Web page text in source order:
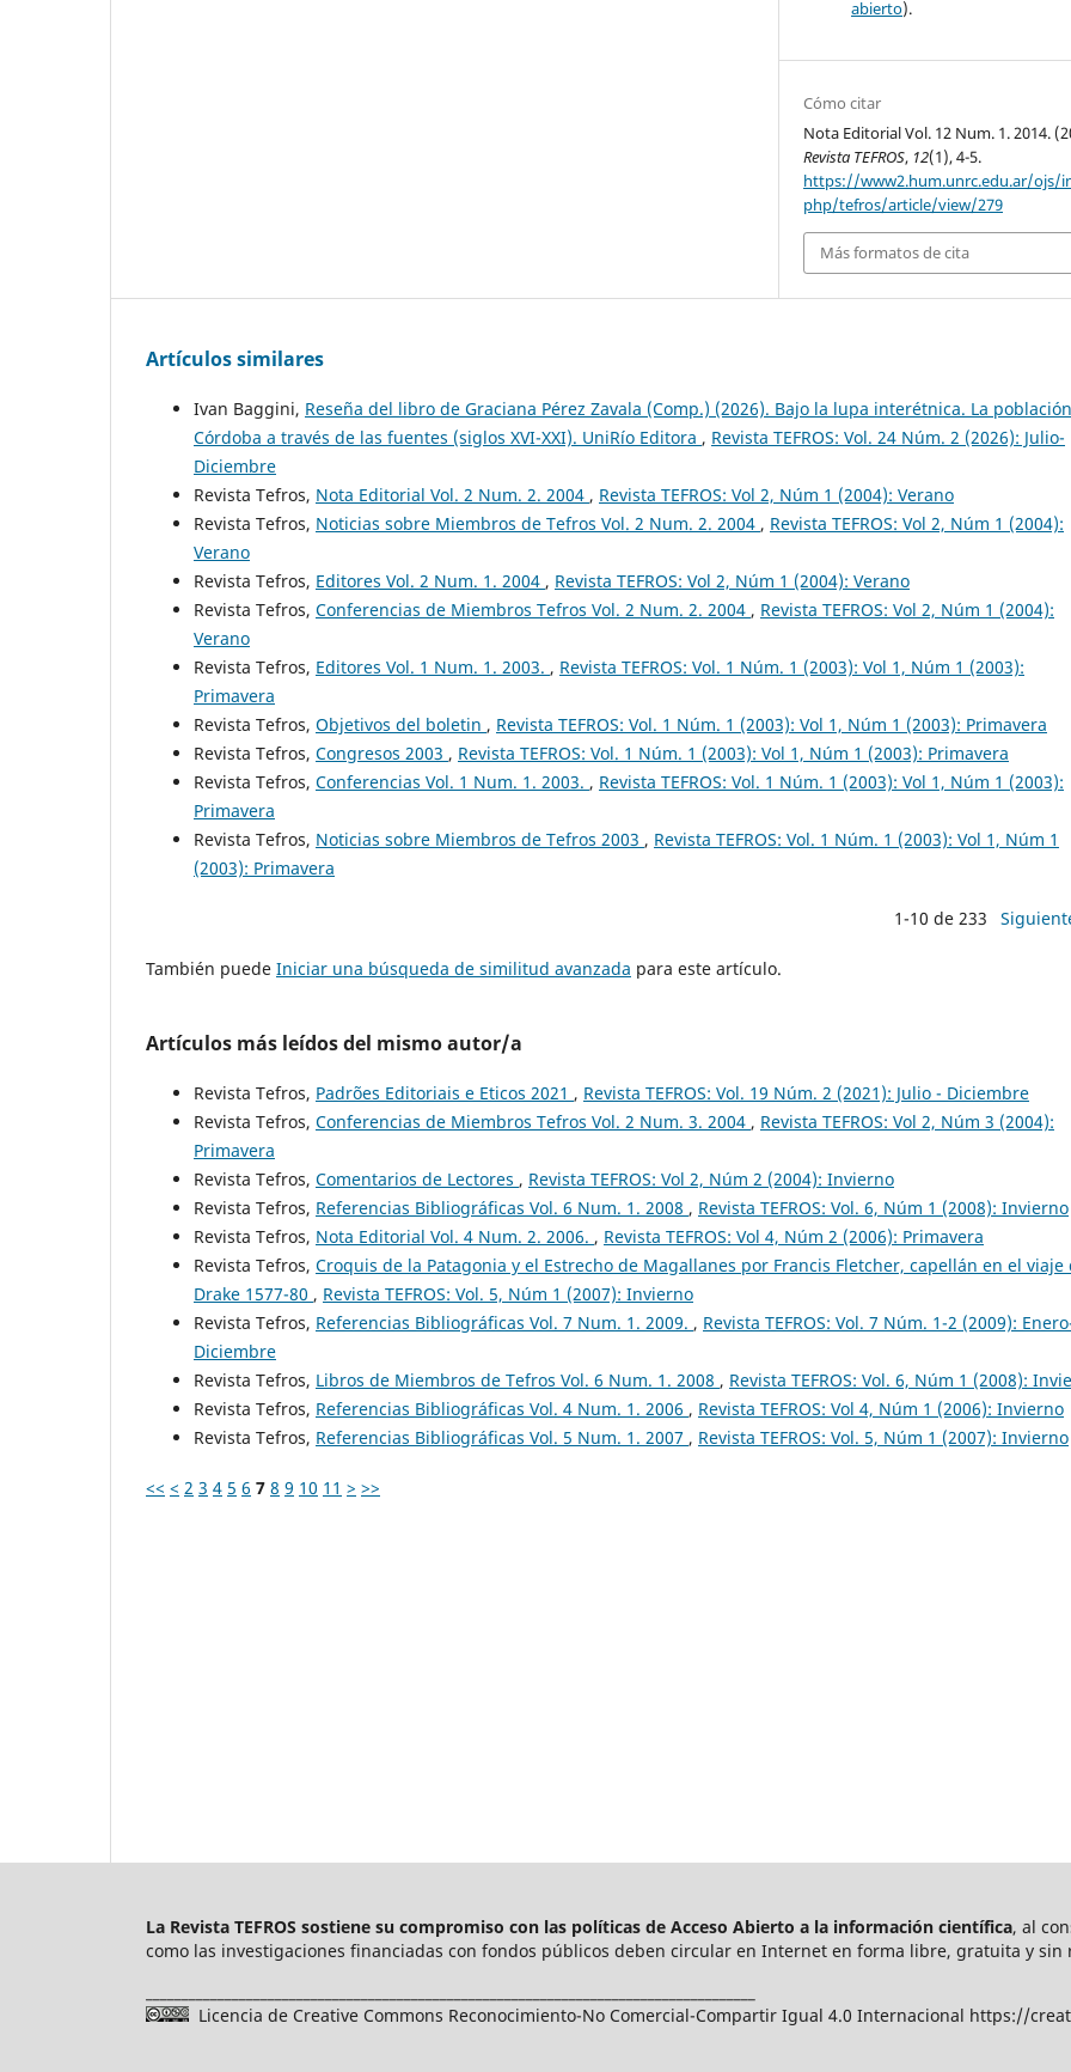
abierto).
Cómo citar
Nota Editorial Vol. 12 Num. 1. 2014.
Revista TEFROS, 12(1), 4-5.
https://www2.hum.unrc.edu.ar/ojs/
php/tefros/article/view/279
Más formatos de cita
Artículos similares
Ivan Baggini, Reseña del libro de Graciana Pérez Zavala (Comp.) (2026). Bajo la lupa interétnica. La
Córdoba a través de las fuentes (siglos XVI-XXI). UniRío Editora , Revista TEFROS: Vol. 24 Núm. 2 (2026): Julio-
Diciembre
Revista Tefros, Nota Editorial Vol. 2 Num. 2. 2004 , Revista TEFROS: Vol 2, Núm 1 (2004): Verano
Revista Tefros, Noticias sobre Miembros de Tefros Vol. 2 Num. 2. 2004 , Revista TEFROS: Vol 2, Núm 1 (2004):
Verano
Revista Tefros, Editores Vol. 2 Num. 1. 2004 , Revista TEFROS: Vol 2, Núm 1 (2004): Verano
Revista Tefros, Conferencias de Miembros Tefros Vol. 2 Num. 2. 2004 , Revista TEFROS: Vol 2, Núm 1 (2004):
Verano
Revista Tefros, Editores Vol. 1 Num. 1. 2003. , Revista TEFROS: Vol. 1 Núm. 1 (2003): Vol 1, Núm 1 (2003):
Primavera
Revista Tefros, Objetivos del boletin , Revista TEFROS: Vol. 1 Núm. 1 (2003): Vol 1, Núm 1 (2003): Primavera
Revista Tefros, Congresos 2003 , Revista TEFROS: Vol. 1 Núm. 1 (2003): Vol 1, Núm 1 (2003): Primavera
Revista Tefros, Conferencias Vol. 1 Num. 1. 2003. , Revista TEFROS: Vol. 1 Núm. 1 (2003): Vol 1, Núm 1 (2003):
Primavera
Revista Tefros, Noticias sobre Miembros de Tefros 2003 , Revista TEFROS: Vol. 1 Núm. 1 (2003): Vol 1, Núm 1
(2003): Primavera
1-10 de 233
También puede Iniciar una búsqueda de similitud avanzada para este artículo.
Artículos más leídos del mismo autor/a
Revista Tefros, Padrões Editoriais e Eticos 2021 , Revista TEFROS: Vol. 19 Núm. 2 (2021): Julio - Diciembre
Revista Tefros, Conferencias de Miembros Tefros Vol. 2 Num. 3. 2004 , Revista TEFROS: Vol 2, Núm 3 (2004):
Primavera
Revista Tefros, Comentarios de Lectores , Revista TEFROS: Vol 2, Núm 2 (2004): Invierno
Revista Tefros, Referencias Bibliográficas Vol. 6 Num. 1. 2008 , Revista TEFROS: Vol. 6, Núm 1 (2008): Invierno
Revista Tefros, Nota Editorial Vol. 4 Num. 2. 2006. , Revista TEFROS: Vol 4, Núm 2 (2006): Primavera
Revista Tefros, Croquis de la Patagonia y el Estrecho de Magallanes por Francis Fletcher, capellán en el viaje
Drake 1577-80 , Revista TEFROS: Vol. 5, Núm 1 (2007): Invierno
Revista Tefros, Referencias Bibliográficas Vol. 7 Num. 1. 2009. , Revista TEFROS: Vol. 7 Núm. 1-2 (2009):
Diciembre
Revista Tefros, Libros de Miembros de Tefros Vol. 6 Num. 1. 2008 , Revista TEFROS: Vol. 6, Núm 1 (2008):
Revista Tefros, Referencias Bibliográficas Vol. 4 Num. 1. 2006 , Revista TEFROS: Vol 4, Núm 1 (2006): Invierno
Revista Tefros, Referencias Bibliográficas Vol. 5 Num. 1. 2007 , Revista TEFROS: Vol. 5, Núm 1 (2007): Invierno
<< < 2 3 4 5 6 7 8 9 10 11 > >>
La Revista TEFROS sostiene su compromiso con las políticas de Acceso Abierto a la información científica, al
como las investigaciones financiadas con fondos públicos deben circular en Internet en forma libre, gratuita y sin
Licencia de Creative Commons Reconocimiento-No Comercial-Compartir Igual 4.0 Internacional https://